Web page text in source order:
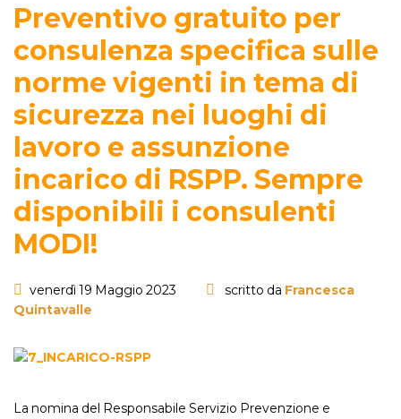
Questionario
Blog e info
FAQ
Preventivo gratuito per
consulenza specifica sulle
norme vigenti in tema di
sicurezza nei luoghi di
lavoro e assunzione
incarico di RSPP. Sempre
disponibili i consulenti
MODI!
venerdì 19 Maggio 2023 scritto da Francesca
Quintavalle
La nomina del Responsabile Servizio Prevenzione e